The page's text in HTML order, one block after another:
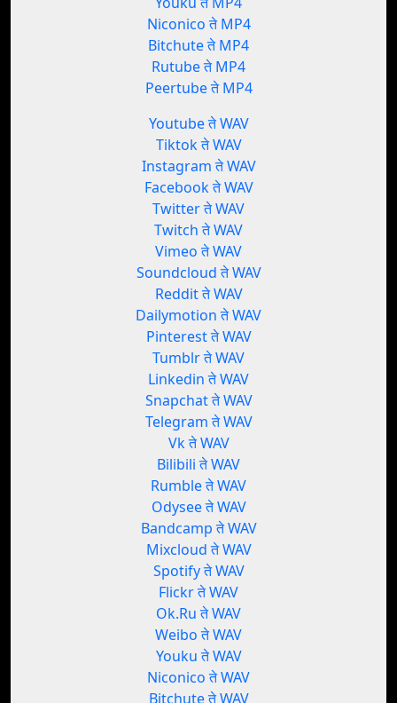
Niconico ते MP4
Bitchute ते MP4
Rutube ते MP4
Peertube ते MP4
Youtube ते WAV
Tiktok ते WAV
Instagram ते WAV
Facebook ते WAV
Twitter ते WAV
Twitch ते WAV
Vimeo ते WAV
Soundcloud ते WAV
Reddit ते WAV
Dailymotion ते WAV
Pinterest ते WAV
Tumblr ते WAV
Linkedin ते WAV
Snapchat ते WAV
Telegram ते WAV
Vk ते WAV
Bilibili ते WAV
Rumble ते WAV
Odysee ते WAV
Bandcamp ते WAV
Mixcloud ते WAV
Spotify ते WAV
Flickr ते WAV
Ok.Ru ते WAV
Weibo ते WAV
Youku ते WAV
Niconico ते WAV
Bitchute ते WAV